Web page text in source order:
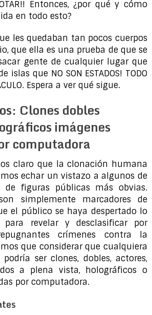
Entonces, ¿por qué y cómo
en todo esto?
les quedaban tan pocos cuerpos
que ella es una prueba de que se
gente de cualquier lugar que
islas que NO SON ESTADOS! TODO
Espera a ver qué sigue.
Clones dobles
imágenes
computadora
claro que la clonación humana
echar un vistazo a algunos de
de figuras públicas más obvias.
simplemente marcadores de
el público se haya despertado lo
para revelar y desclasificar por
crímenes contra la
que considerar que cualquiera
ser clones, dobles, actores,
a plena vista, holográficos o
por computadora.